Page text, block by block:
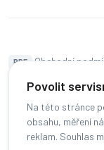
Povolit
Na této stránce
obsahu, měření
reklam. Souhlas
PDF Obchodní
Čeština